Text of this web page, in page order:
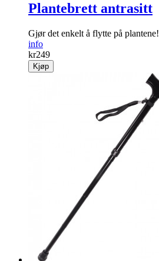
Plantebrett antrasitt
Gjør det enkelt å flytte på ­plantene!
info
kr249
Kjøp